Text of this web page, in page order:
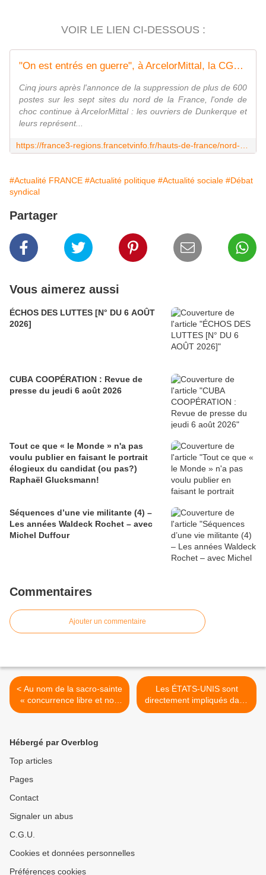
VOIR LE LIEN CI-DESSOUS :
"On est entrés en guerre", à ArcelorMittal, la CGT maintient la pression et appelle à se mobiliser pour un 1er mai historique
Cinq jours après l'annonce de la suppression de plus de 600
postes sur les sept sites du nord de la France, l'onde de
choc continue à ArcelorMittal : les ouvriers de Dunkerque et
leurs représent...
#Actualité FRANCE #Actualité politique #Actualité sociale #Débat
syndical
Partager
Vous aimerez aussi
ÉCHOS DES LUTTES [N° DU 6 AOÛT
2026]
CUBA COOPÉRATION : Revue de
presse du jeudi 6 août 2026
Tout ce que « le Monde » n'a pas
voulu publier en faisant le portrait
élogieux du candidat (ou pas?)
Raphaël Glucksmann!
Séquences d’une vie militante (4) –
Les années Waldeck Rochet – avec
Michel Duffour
Commentaires
Ajouter un commentaire
< Au nom de la sacro-sainte
« concurrence libre et non
faussée » imposée par
usagers et des personnels
Les ÉTATS-UNIS sont
directement impliqués dans
la guerre en UKRAINE >
Hébergé par Overblog
Top articles
Pages
Contact
Signaler un abus
C.G.U.
Cookies et données personnelles
Préférences cookies